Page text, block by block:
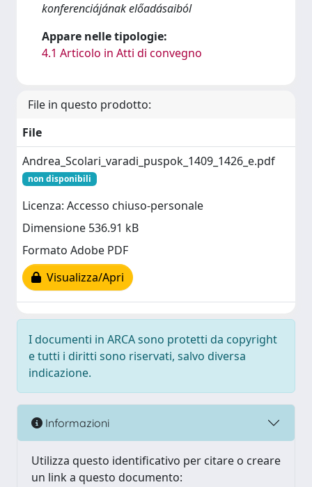
konferenciájának előadásaiból
Appare nelle tipologie:
4.1 Articolo in Atti di convegno
File in questo prodotto:
File
Andrea_Scolari_varadi_puspok_1409_1426_e.pdf
non disponibili
Licenza: Accesso chiuso-personale
Dimensione 536.91 kB
Formato Adobe PDF
Visualizza/Apri
I documenti in ARCA sono protetti da copyright
e tutti i diritti sono riservati, salvo diversa
indicazione.
Informazioni
Utilizza questo identificativo per citare o creare
un link a questo documento: